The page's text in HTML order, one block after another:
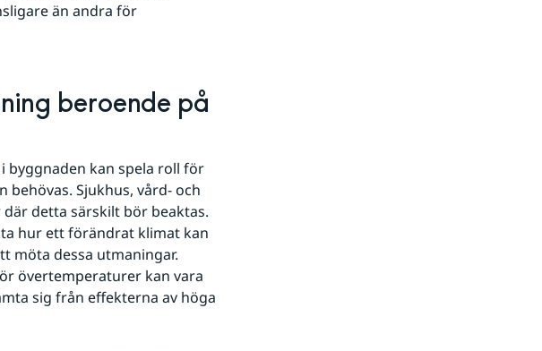
än andra för
beroende på
byggnaden kan spela roll för
Sjukhus, vård- och
detta särskilt bör beaktas.
hur ett förändrat klimat kan
möta dessa utmaningar.
övertemperaturer kan vara
sig från effekterna av höga